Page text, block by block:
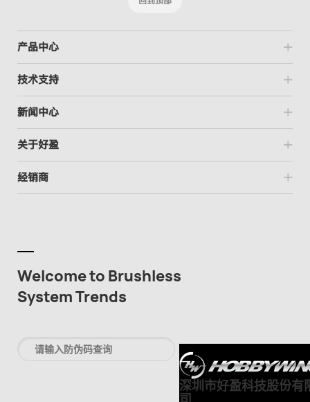
产品中心
技术支持
新闻中心
关于好盈
经销商
Welcome to Brushless
System Trends
深圳市好盈科技股份有